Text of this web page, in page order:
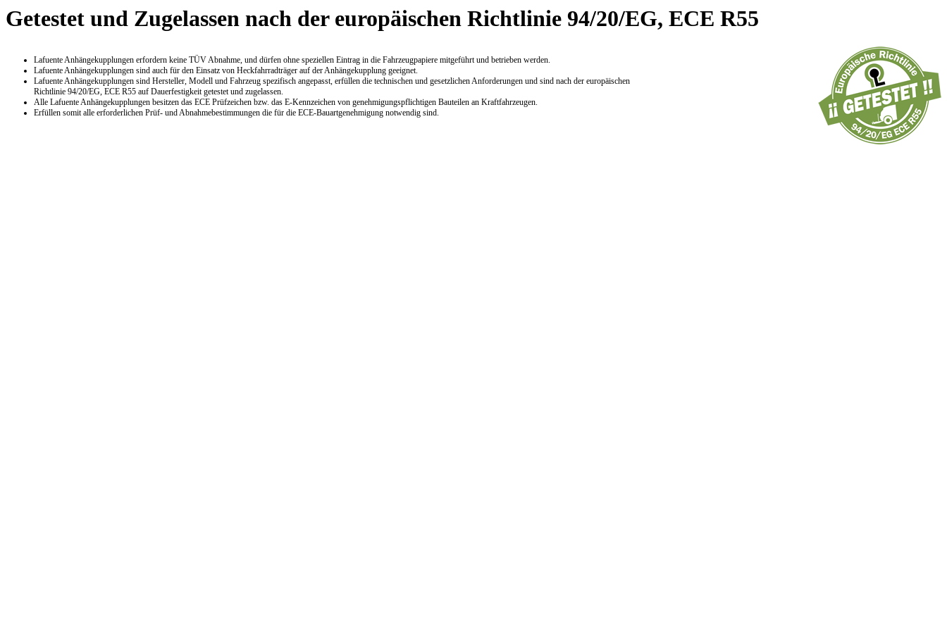
Getestet und Zugelassen nach der europäischen Richtlinie 94/20/EG, ECE R55
Lafuente Anhängekupplungen erfordern keine TÜV Abnahme, und dürfen ohne speziellen Eintrag in die Fahrzeugpapiere mitgeführt und betrieben werden.
Lafuente Anhängekupplungen sind auch für den Einsatz von Heckfahrradträger auf der Anhängekupplung geeignet.
Lafuente Anhängekupplungen sind Hersteller, Modell und Fahrzeug spezifisch angepasst, erfüllen die technischen und gesetzlichen Anforderungen und sind nach der europäischen
Richtlinie 94/20/EG, ECE R55 auf Dauerfestigkeit getestet und zugelassen.
Alle Lafuente Anhängekupplungen besitzen das ECE Prüfzeichen bzw. das E-Kennzeichen von genehmigungspflichtigen Bauteilen an Kraftfahrzeugen.
Erfüllen somit alle erforderlichen Prüf- und Abnahmebestimmungen die für die ECE-Bauartgenehmigung notwendig sind.